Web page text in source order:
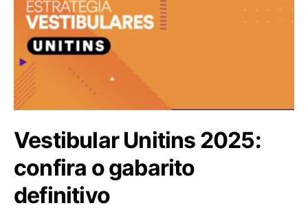
Vestibular Unitins 2025:
confira o gabarito
definitivo